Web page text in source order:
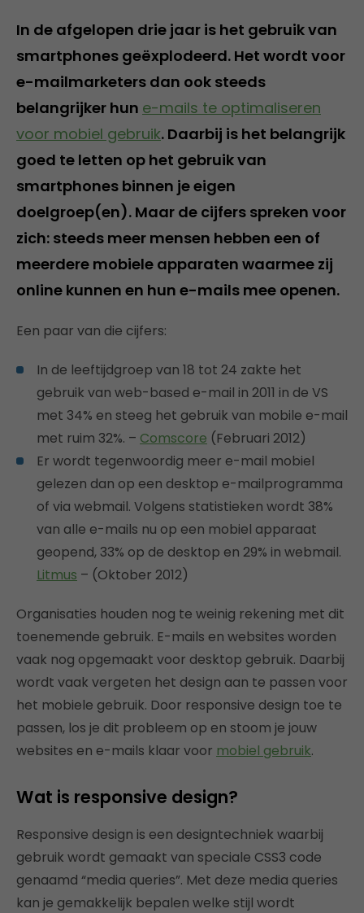
In de afgelopen drie jaar is het gebruik van
smartphones geëxplodeerd. Het wordt voor
e-mailmarketers dan ook steeds
belangrijker hun e-mails te optimaliseren
voor mobiel gebruik. Daarbij is het belangrijk
goed te letten op het gebruik van
smartphones binnen je eigen
doelgroep(en). Maar de cijfers spreken voor
zich: steeds meer mensen hebben een of
meerdere mobiele apparaten waarmee zij
online kunnen en hun e-mails mee openen.
Een paar van die cijfers:
In de leeftijdgroep van 18 tot 24 zakte het
gebruik van web-based e-mail in 2011 in de VS
met 34% en steeg het gebruik van mobile e-mail
met ruim 32%. – Comscore (Februari 2012)
Er wordt tegenwoordig meer e-mail mobiel
gelezen dan op een desktop e-mailprogramma
of via webmail. Volgens statistieken wordt 38%
van alle e-mails nu op een mobiel apparaat
geopend, 33% op de desktop en 29% in webmail.
Litmus – (Oktober 2012)
Organisaties houden nog te weinig rekening met dit
toenemende gebruik. E-mails en websites worden
vaak nog opgemaakt voor desktop gebruik. Daarbij
wordt vaak vergeten het design aan te passen voor
het mobiele gebruik. Door responsive design toe te
passen, los je dit probleem op en stoom je jouw
websites en e-mails klaar voor mobiel gebruik.
Wat is responsive design?
Responsive design is een designtechniek waarbij
gebruik wordt gemaakt van speciale CSS3 code
genaamd “media queries”. Met deze media queries
kan je gemakkelijk bepalen welke stijl wordt